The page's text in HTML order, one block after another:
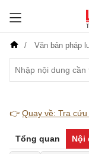
Văn bản pháp
👉 Quay về: Tra
Tổng quan Nội